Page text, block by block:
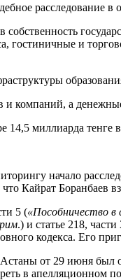
расследование
гостиничные и
и компаний, а
миллиарда
начало
Кайрат Боранбаев
5 («Пособничество
.) и статье 218,
кодекса. Его
от 29 июня
в апелляционном